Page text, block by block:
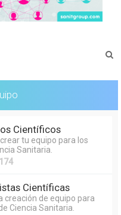
Científicos
tu equipo para los
Sanitaria.
174
Científicas
creación de equipo para
Ciencia Sanitaria.